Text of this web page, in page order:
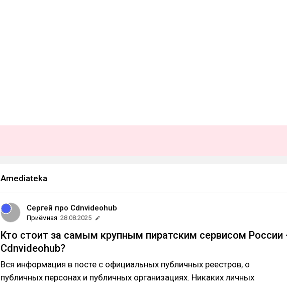
Amediateka
Сергей про Cdnvideohub
Приёмная 28.08.2025
Кто стоит за самым крупным пиратским сервисом России
Cdnvideohub?
Вся информация в посте с официальных публичных реестров, о
публичных персонах и публичных организациях. Никаких личных